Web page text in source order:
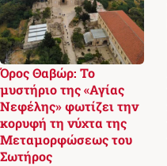
Όρος Θαβώρ: Το
μυστήριο της «Αγίας
Νεφέλης» φωτίζει την
κορυφή τη νύχτα της
Μεταμορφώσεως του
Σωτήρος